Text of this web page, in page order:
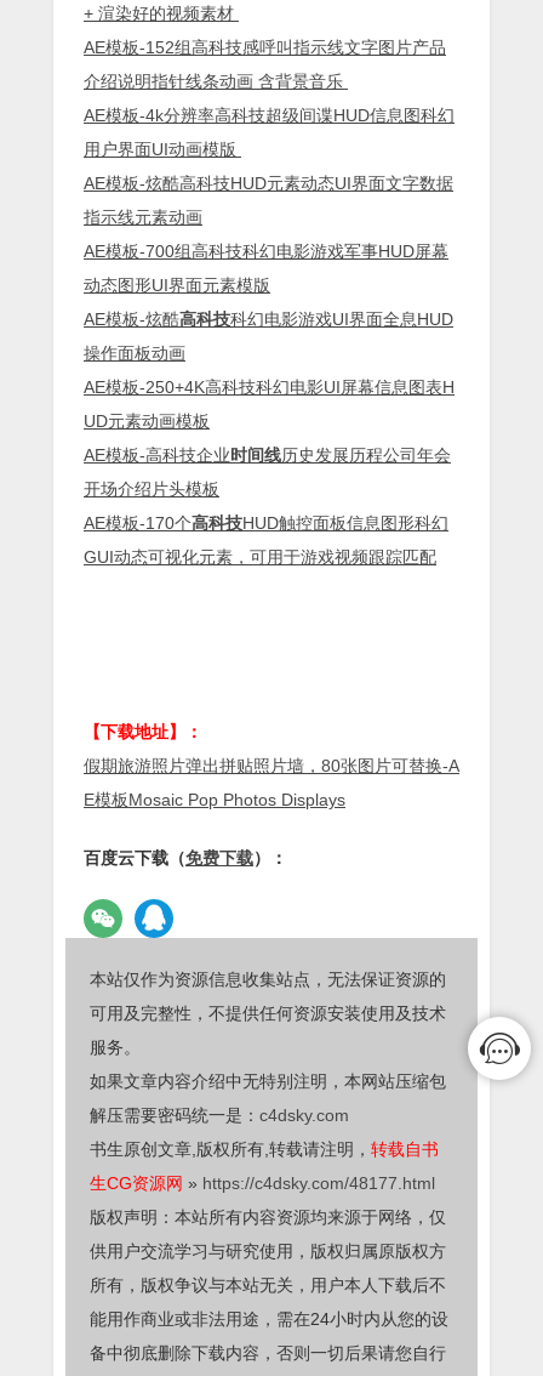
+ 渲染好的视频素材
AE模板-152组高科技感呼叫指示线文字图片产品
介绍说明指针线条动画 含背景音乐
AE模板-4k分辨率高科技超级间谍HUD信息图科幻
用户界面UI动画模版
AE模板-炫酷高科技HUD元素动态UI界面文字数据
指示线元素动画
AE模板-700组高科技科幻电影游戏军事HUD屏幕
动态图形UI界面元素模版
AE模板-炫酷高科技科幻电影游戏UI界面全息HUD
操作面板动画
AE模板-250+4K高科技科幻电影UI屏幕信息图表H
UD元素动画模板
AE模板-高科技企业时间线历史发展历程公司年会
开场介绍片头模板
AE模板-170个高科技HUD触控面板信息图形科幻
GUI动态可视化元素，可用于游戏视频跟踪匹配
【下载地址】：
假期旅游照片弹出拼贴照片墙，80张图片可替换-A
E模板Mosaic Pop Photos Displays
百度云下载（免费下载）：
本站仅作为资源信息收集站点，无法保证资源的
可用及完整性，不提供任何资源安装使用及技术
服务。
如果文章内容介绍中无特别注明，本网站压缩包
解压需要密码统一是： c4dsky.com
书生原创文章,版权所有,转载请注明， 转载自书
生CG资源网 » https://c4dsky.com/48177.html
版权声明：本站所有内容资源均来源于网络，仅
供用户交流学习与研究使用，版权归属原版权方
所有，版权争议与本站无关，用户本人下载后不
能用作商业或非法用途，需在24小时内从您的设
备中彻底删除下载内容，否则一切后果请您自行